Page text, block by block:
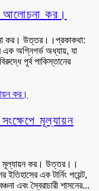
আলোচনা কর।
কর। উত্তর।।প্রকাকথা:
এক অগ্নিগর্ভ অধ্যায়, যা
পূর্ব পাকিস্তানের
মূল্যায়ন
মূল্যায়ন কর। উত্তর।।
এক টার্নিং পয়েন্ট,
এবং স্বৈরাচারী শাসনের...